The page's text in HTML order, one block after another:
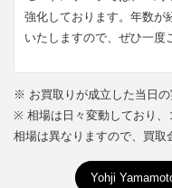
強化しております。年数が
いたしますので、ぜひ一度
※ お買取りが成立した当日の
※ 相場は日々変動しており、
相場は異なりますので、買取
Yohji